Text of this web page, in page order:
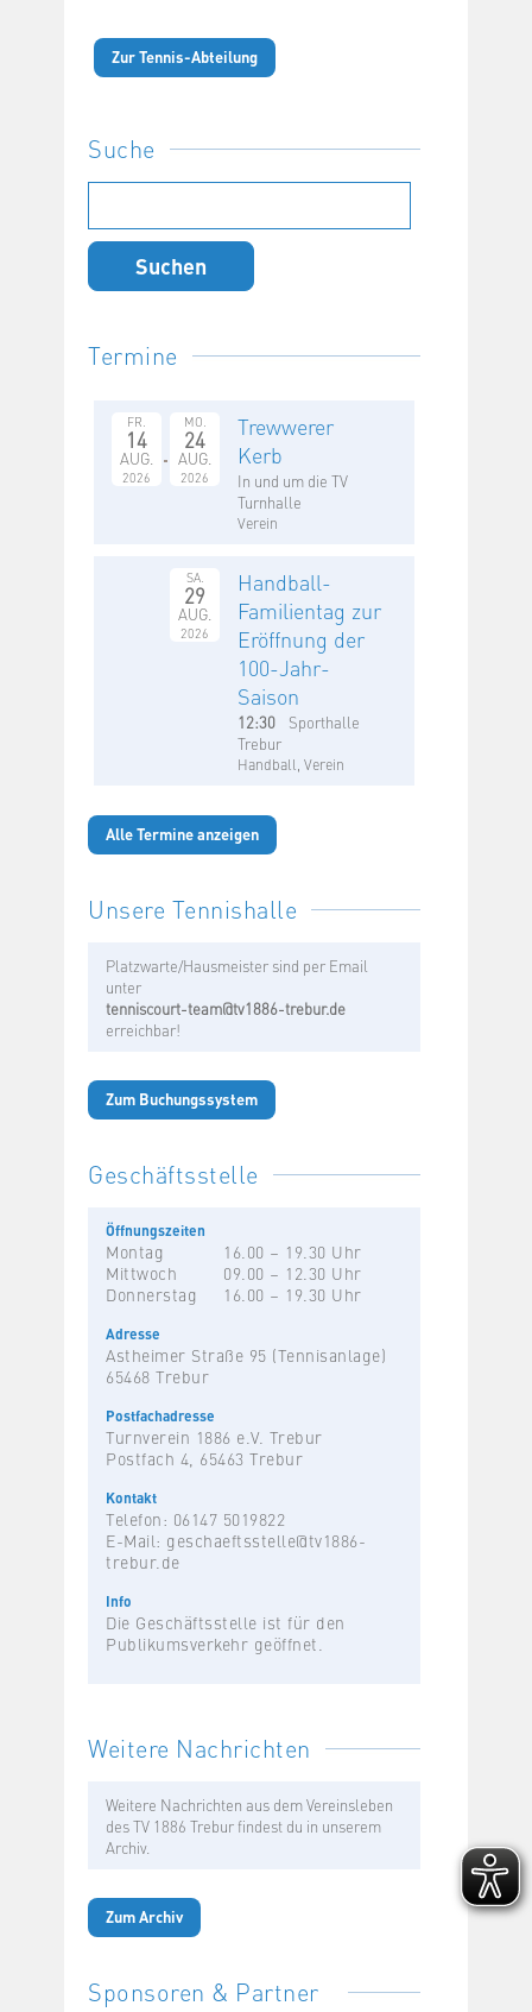
Zur Tennis-Abteilung
Suche
nach:
Termine
FR.
14
AUG.
2026
MO.
24
AUG.
2026
Trewwerer
Kerb
In und um die TV
Turnhalle
Verein
SA.
29
AUG.
2026
Handball-
Familientag zur
Eröffnung der
100-Jahr-
Saison
12:30
Sporthalle
Trebur
Handball, Verein
Alle Termine anzeigen
Unsere Tennishalle
Platzwarte/Hausmeister sind per Email
unter
tenniscourt-team@tv1886-trebur.de
erreichbar!
Zum Buchungssystem
Geschäftsstelle
Öffnungszeiten
Montag
16.00 – 19.30 Uhr
Mittwoch
09.00 – 12.30 Uhr
Donnerstag
16.00 – 19.30 Uhr
Adresse
Astheimer Straße 95 (Tennisanlage)
65468 Trebur
Postfachadresse
Turnverein 1886 e.V. Trebur
Postfach 4, 65463 Trebur
Kontakt
Telefon: 06147 5019822
E-Mail: geschaeftsstelle@tv1886-
trebur.de
Info
Die Geschäftsstelle ist für den
Publikumsverkehr geöffnet.
Weitere Nachrichten
Weitere Nachrichten aus dem Vereinsleben
des TV 1886 Trebur findest du in unserem
Archiv.
Zum Archiv
Sponsoren & Partner